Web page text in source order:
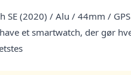
SE (2020) / Alu / 44mm /
et smartwatch, der gør